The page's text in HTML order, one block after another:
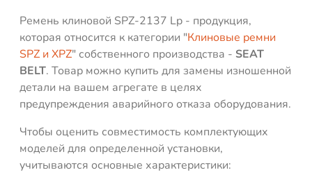
Ремень клиновой SPZ-2137 Lp - продукция,
которая относится к категории "Клиновые ремни
SPZ и XPZ" собственного производства - SEAT
BELT. Товар можно купить для замены изношенной
детали на вашем агрегате в целях
предупреждения аварийного отказа оборудования.
Чтобы оценить совместимость комплектующих
моделей для определенной установки,
учитываются основные характеристики: